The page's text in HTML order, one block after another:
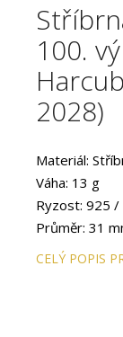
100.
2028)
Materiál:
Váha: 13 g
Ryzost: 925 /
Průměr: 31
Provedení:
CELÝ POPIS